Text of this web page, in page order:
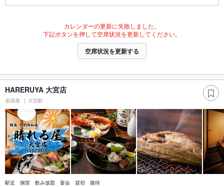
カレンダーの更新に失敗しました。
下記ボタンを押して空席状況を更新してください。
空席状況を更新する
HARERUYA 大宮店
居酒屋 大宮駅
駅近 個室 飲み放題 宴会 貸切 接待